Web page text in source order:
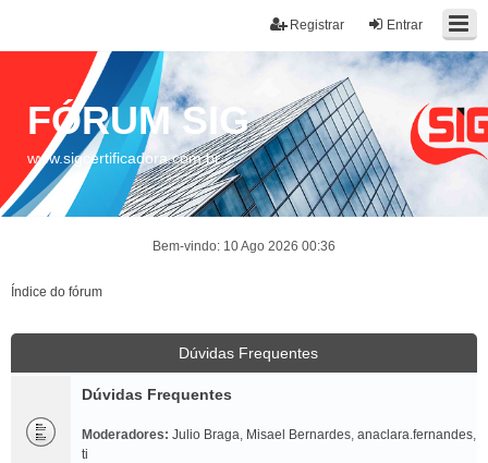
Entrar
Registrar
FÓRUM SIG
www.sigcertificadora.com.br
Bem-vindo: 10 Ago 2026 00:36
Índice do fórum
Dúvidas Frequentes
Dúvidas Frequentes
Moderadores: Julio Braga, Misael Bernardes, anaclara.fernandes,
ti